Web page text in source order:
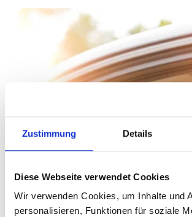
Zustimmung Details
Diese Webseite verwendet Cookies
Wir verwenden Cookies, um Inhalte und
personalisieren, Funktionen für soziale